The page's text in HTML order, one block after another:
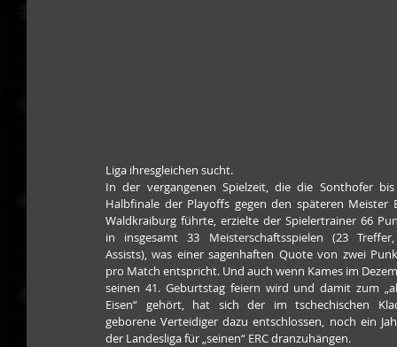
Liga ihresgleichen sucht.
In der vergangenen Spielzeit, die die Sonthofer
Halbfinale der Playoffs gegen den späteren Meister
Waldkraiburg führte, erzielte der Spielertrainer 66
in insgesamt 33 Meisterschaftsspielen (23
Assists), was einer sagenhaften Quote von zwei
pro Match entspricht. Und auch wenn Kames im
seinen 41. Geburtstag feiern wird und damit zum
Eisen“ gehört, hat sich der im tschechischen
geborene Verteidiger dazu entschlossen, noch ein
der Landesliga für „seinen“ ERC dranzuhängen.